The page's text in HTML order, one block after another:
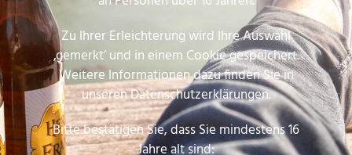
ARNSTEINER BRAUEREI
MAX BENDER GMBH & CO. KG
Erlesene Zutaten, traditionelle Braukunst und das
beste Brauteam. Unsere Biere sind ehrlich gebraut.
Genießen Sie die altfränkische Braukunst mit unseren
Meisterstücken.
LOCATION
Zu Ihrer Erleichterung wird Ihre Auswahl
‚gemerkt‘ und in einem Cookie gespeichert.
Weitere Informationen dazu finden Sie in
unseren Datenschutzerklärungen.
Bitte bestätigen Sie, dass Sie mindestens 16
Jahre alt sind: